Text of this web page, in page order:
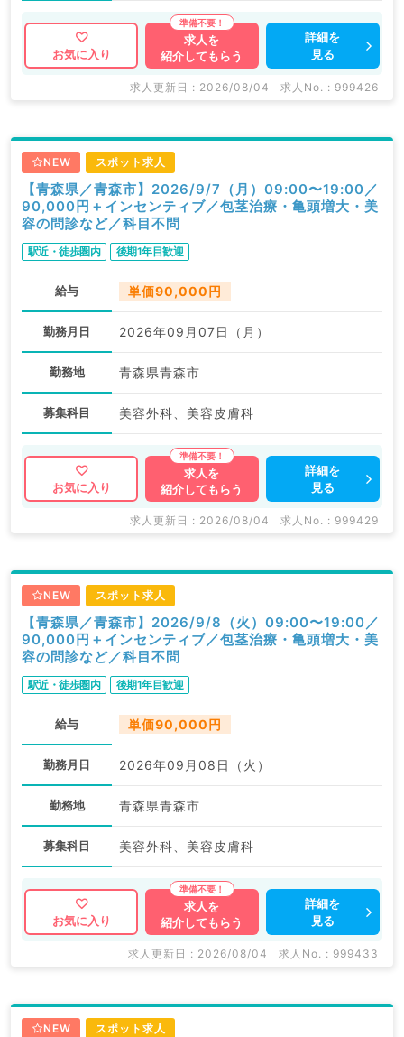
お気に入り
求人を
紹介してもらう
詳細を
見る
求人更新日 : 2026/08/04 求人No. : 999426
NEW スポット求人
【青森県／青森市】2026/9/7（月）09:00〜19:00／
90,000円＋インセンティブ／包茎治療・亀頭増大・美
容の問診など／科目不問
駅近・徒歩圏内 後期1年目歓迎
給与 単価90,000円
勤務月日 2026年09月07日（月）
勤務地 青森県青森市
募集科目 美容外科、美容皮膚科
お気に入り
求人を
紹介してもらう
詳細を
見る
求人更新日 : 2026/08/04 求人No. : 999429
NEW スポット求人
【青森県／青森市】2026/9/8（火）09:00〜19:00／
90,000円＋インセンティブ／包茎治療・亀頭増大・美
容の問診など／科目不問
駅近・徒歩圏内 後期1年目歓迎
給与 単価90,000円
勤務月日 2026年09月08日（火）
勤務地 青森県青森市
募集科目 美容外科、美容皮膚科
お気に入り
求人を
紹介してもらう
詳細を
見る
求人更新日 : 2026/08/04 求人No. : 999433
NEW スポット求人